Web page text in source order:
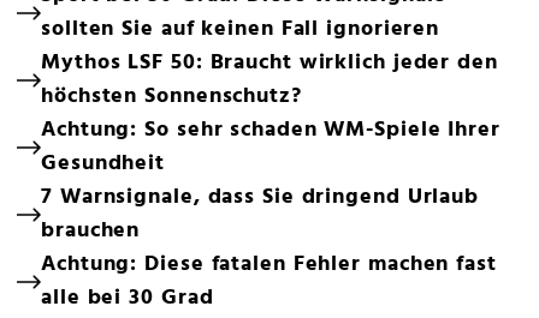
sollten Sie auf keinen Fall ignorieren
Mythos LSF 50: Braucht wirklich jeder den
höchsten Sonnenschutz?
Achtung: So sehr schaden WM-Spiele Ihrer
Gesundheit
7 Warnsignale, dass Sie dringend Urlaub
brauchen
Achtung: Diese fatalen Fehler machen fast
alle bei 30 Grad